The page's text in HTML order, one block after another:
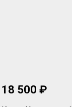
18 500 ₽